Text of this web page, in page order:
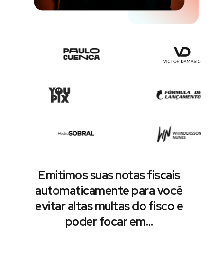
Emitimos suas notas fiscais
automaticamente para você
evitar altas multas do fisco e
poder focar em…